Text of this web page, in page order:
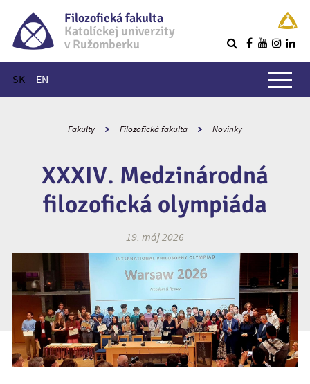
Filozofická fakulta
Katolíckej univerzity
v Ružomberku
SK EN
Hlavné menu
Fakulty Filozofická fakulta Novinky
XXXIV. Medzinárodná
filozofická olympiáda
19. máj 2026